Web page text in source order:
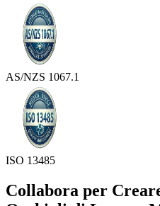
AS/NZS 1067.1
ISO 13485
Collabora per